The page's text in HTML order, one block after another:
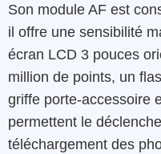
Son module AF est
il offre une sensibilité
écran LCD 3 pouces
million de points, un
griffe porte-accessoire
permettent le
téléchargement des